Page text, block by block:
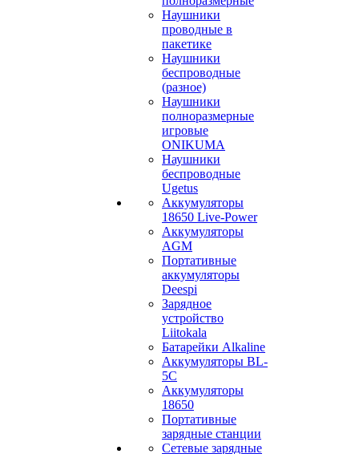
Наушники
проводные в
пакетике
Наушники
беспроводные
(разное)
Наушники
полноразмерные
игровые
ONIKUMA
Наушники
беспроводные
Ugetus
Аккумуляторы
18650 Live-Power
Аккумуляторы
АGM
Портативные
аккумуляторы
Deespi
Зарядное
устройство
Liitokala
Батарейки Alkaline
Аккумуляторы BL-
5C
Аккумуляторы
18650
Портативные
зарядные станции
Сетевые зарядные